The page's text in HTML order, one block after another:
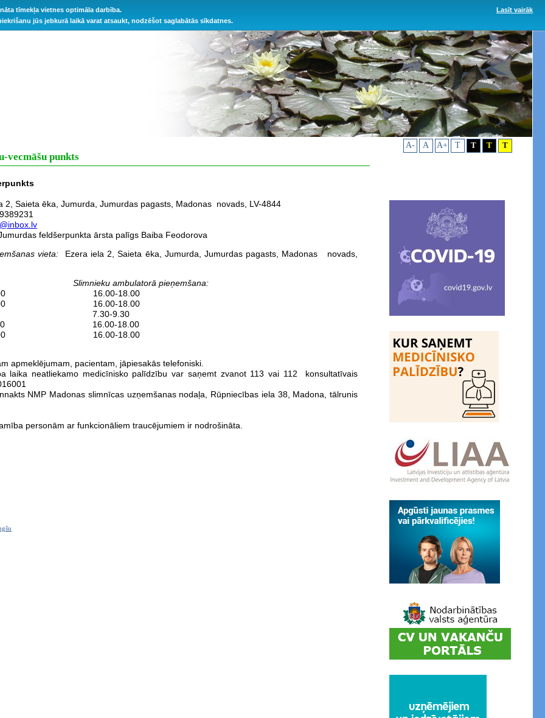
tīmekļa vietnes optimāla darbība.
jūs jebkurā laikā varat atsaukt, nodzēšot saglabātās sīkdatnes.
Lasīt vairāk
vecmāšu punkts
2, Saieta ēka, Jumurda, Jumurdas pagasts, Madonas novads, LV-4844
feldšerpunkta ārsta palīgs Baiba Feodorova
vieta:
Ezera iela 2, Saieta ēka, Jumurda, Jumurdas pagasts, Madonas novads,
Slimnieku ambulatorā pieņemšana:
20.00 16.00-18.00
20.00 16.00-18.00
11.30 7.30-9.30
20.00 16.00-18.00
20.00 16.00-18.00
apmeklējumam, pacientam, jāpiesakās telefoniski.
laika neatliekamo medicīnisko palīdzību var saņemt zvanot 113 vai 112 konsultatīvais
NMP Madonas slimnīcas uzņemšanas nodaļa, Rūpniecības iela 38, Madona, tālrunis
personām ar funkcionāliem traucējumiem ir nodrošināta.
A- A A+ T T T T